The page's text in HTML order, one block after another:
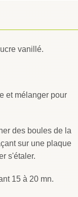
vanillé.
et mélanger pour
des boules de la
sur une plaque
s'étaler.
15 à 20 mn.